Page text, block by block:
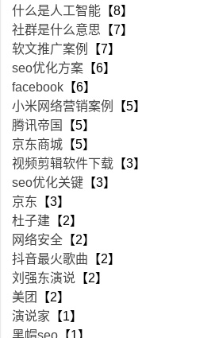
什么是人工智能 【8】
社群是什么意思 【7】
软文推广案例
【7】
seo优化方案 【6】
facebook 【6】
小米网络营销案例
【5】
腾讯帝国
【5】
京东商城 【5】
视频剪辑软件下载 【3】
seo优化关键 【3】
京东 【3】
杜子建 【2】
网络安全 【2】
抖音最火歌曲 【2】
刘强东演说 【2】
美团
【2】
演说家 【1】